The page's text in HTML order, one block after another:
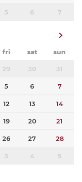
5 6 7
fri sat sun
29 30 31
5 6 7
12 13 14
19 20 21
26 27 28
3 4 5